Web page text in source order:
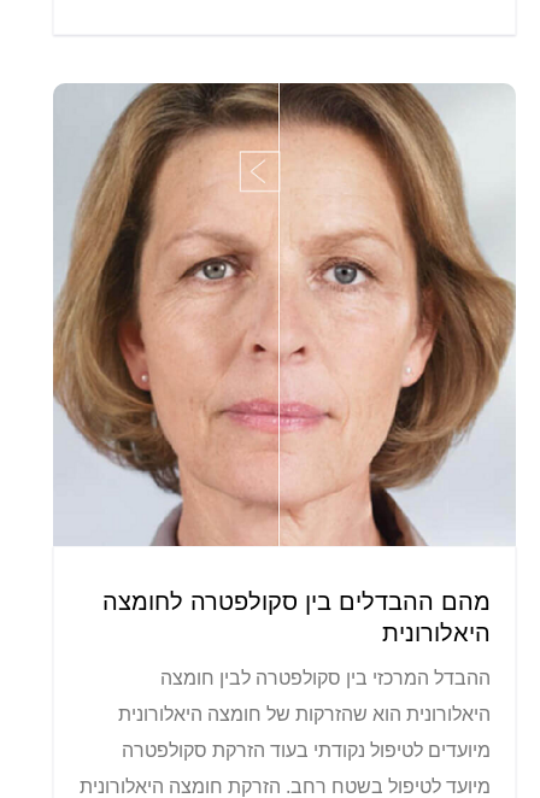
מהם ההבדלים בין סקולפטרה לחומצה
היאלורונית
ההבדל המרכזי בין סקולפטרה לבין חומצה
היאלורונית הוא שהזרקות של חומצה היאלורונית
מיועדים לטיפול נקודתי בעוד הזרקת סקולפטרה
מיועד לטיפול בשטח רחב. הזרקת חומצה היאלורונית